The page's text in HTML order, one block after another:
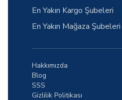
En Yakın Kargo Şubeleri
En Yakın Mağaza Şubeleri
Hakkımızda
Blog
SSS
Gizlilik Politikası